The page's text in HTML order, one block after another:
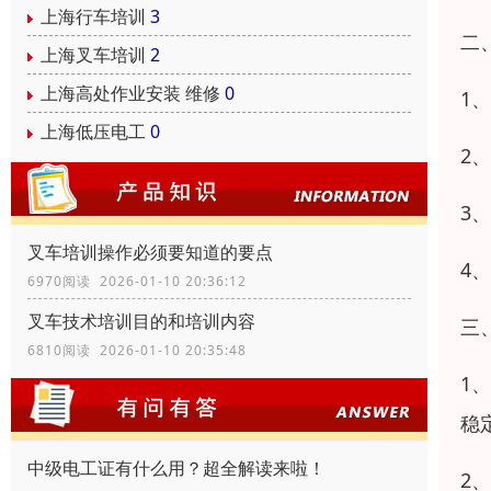
上海行车培训 3
上海叉车培训 2
上海高处作业安装 维修 0
上海低压电工0
叉车培训操作必须要知道的要点
6970阅读 2026-01-10 20:36:12
叉车技术培训目的和培训内容
6810阅读 2026-01-10 20:35:48
中级电工证有什么用？超全解读来啦！
二
1
2
3
4
三
1
稳
2